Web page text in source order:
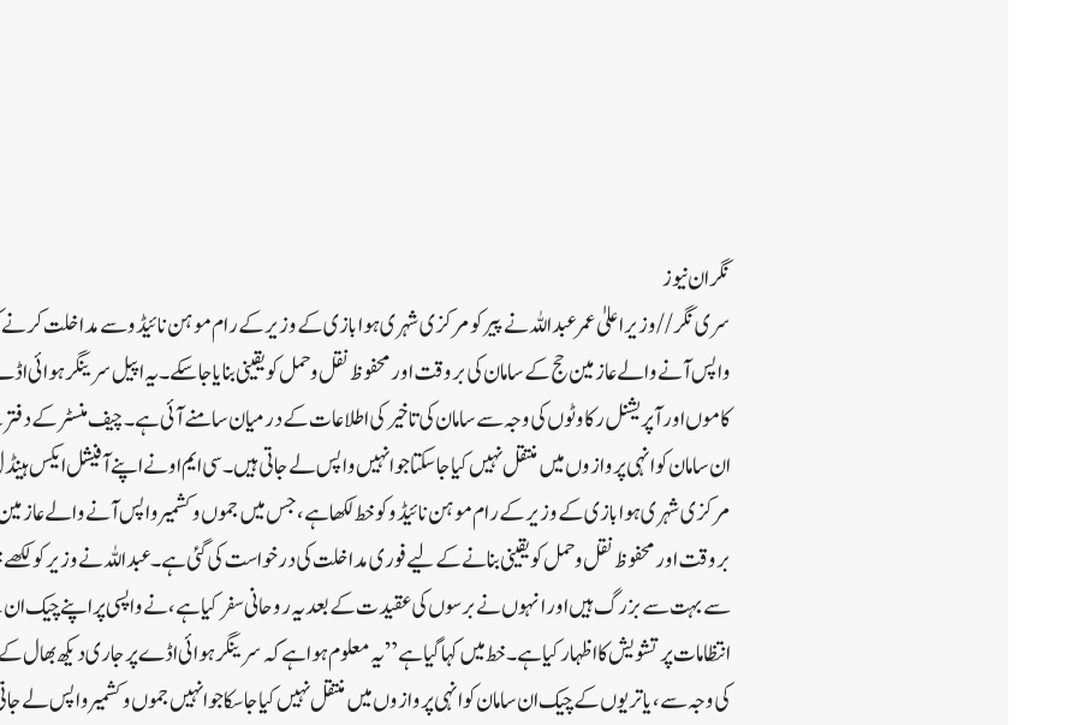
نگران نیوز
سری نگر// وزیر اعلیٰ عمر عبداللہ نے پیر کو مرکزی شہری ہوابازی کے وزیر کے رام موہن نائیڈو سے مداخلت کرنے
واپس آنے والے عازمین حج کے سامان کی بروقت اور محفوظ نقل و حمل کو یقینی بنایا جا سکے۔یہ اپیل سرینگر ہوائی
کاموں اور آپریشنل رکاوٹوں کی وجہ سے سامان کی تاخیر کی اطلاعات کے درمیان سامنے آئی ہے۔ چیف منسٹر کے
ان سامان کو انہی پروازوں میں منتقل نہیں کیا جا سکتا جو انہیں واپس لے جاتی ہیں۔سی ایم او نے اپنے آفیشل ایکس
مرکزی شہری ہوابازی کے وزیر کے رام موہن نائیڈو کو خط لکھا ہے، جس میں جموں و کشمیر واپس آنے والے
بروقت اور محفوظ نقل و حمل کو یقینی بنانے کے لیے فوری مداخلت کی درخواست کی گئی ہے۔عبداللہ نے وزیر کو
سے بہت سے بزرگ ہیں اور انہوں نے برسوں کی عقیدت کے بعد یہ روحانی سفر کیا ہے ،نے واپسی پر اپنے چیک
انتظامات پر تشویش کا اظہار کیا ہے۔خط میں کہا گیا ہے”یہ معلوم ہوا ہے کہ سرینگر ہوائی اڈے پر جاری دیکھ بھال
کی وجہ سے، یاتریوں کے چیک ان سامان کو انہی پروازوں میں منتقل نہیں کیا جاسکا جو انہیں جموں و کشمیر واپس لے